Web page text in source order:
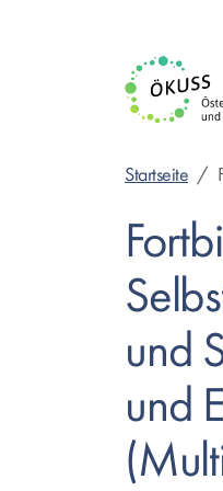
Startseite
und
und